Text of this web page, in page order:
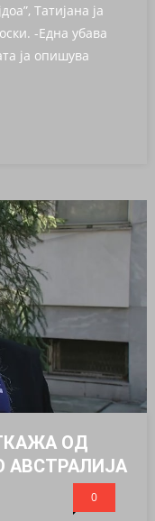
Татијана ја
-Една убава
ја опишува
ОД
АВСТРАЛИЈА
0